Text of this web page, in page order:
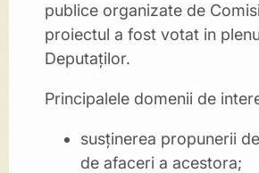
publice organizate de
proiectul a fost votat in
Deputaților.
Principalele domenii de
susținerea propunerii
de afaceri a acestora;